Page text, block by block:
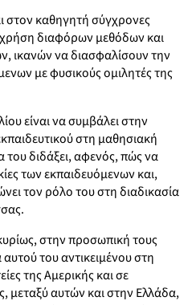
καθηγητή σύγχρονες
χρήση διαφόρων µεθόδων και
ικανών να διασφαλίσουν την
µε φυσικούς οµιλητές της
είναι να συµβάλει στην
στη µαθησιακή
του διδάξει, αφενός, πώς να
των εκπαιδευόµενων και,
τον ρόλο του στη διαδικασία
στην προσωπική τους
του αντικειµένου στη
της Αµερικής και σε
µεταξύ αυτών και στην Ελλάδα,